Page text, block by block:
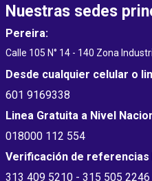
Nuestras sedes
Pereira:
Calle 105 N° 14 - 140 Zona
Desde cualquier celular o
601 9169338
Linea Gratuita a Nivel
018000 112 554
Verificación de referencias
313 409 5210 - 315 505 2246